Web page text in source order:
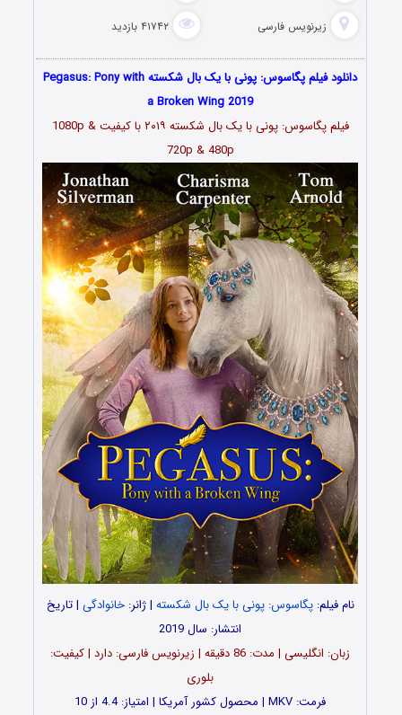
زیرنویس فارسی ۴۱۷۴۲ بازدید
دانلود فیلم پگاسوس: پونی با یک بال شکسته Pegasus: Pony with
a Broken Wing 2019
فیلم پگاسوس: پونی با یک بال شکسته ۲۰۱۹ با کیفیت 1080p &
720p & 480p
نام فیلم:پگاسوس: پونی با یک بال شکسته | ژانر:خانوادگی | تاریخ
انتشار: سال 2019
زبان: انگلیسی | مدت: 86 دقیقه | زیرنویس فارسی: دارد | کیفیت:
بلوری
فرمت: MKV | محصول کشور آمریکا | امتیاز: 4.4 از 10